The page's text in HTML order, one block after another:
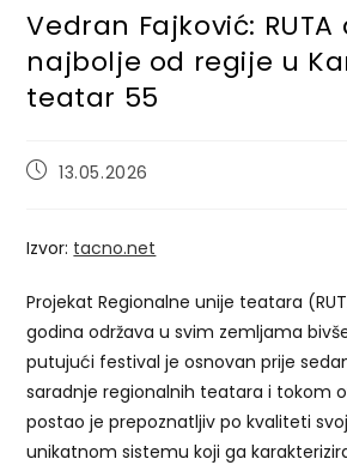
Vedran Fajković: RUTA
najbolje od regije u
teatar 55
Post13.05.2026
Izvor: tacno.net
Projekat Regionalne unije teatara
godina održava u svim zemljama
putujući festival je osnovan prije
saradnje regionalnih teatara i tokom
postao je prepoznatljiv po kvaliteti
unikatnom sistemu koji ga